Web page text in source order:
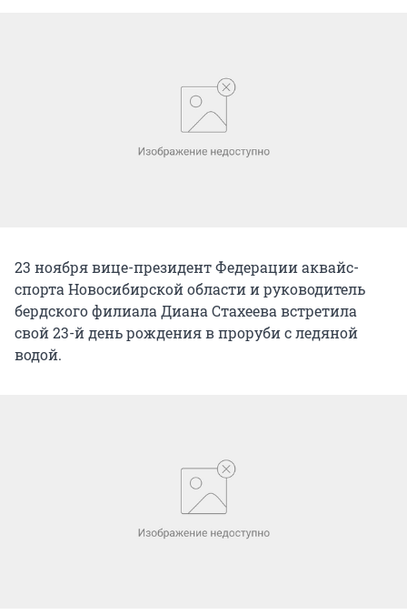
23 ноября вице-президент Федерации аквайс-
спорта Новосибирской области и руководитель
бердского филиала Диана Стахеева встретила
свой 23-й день рождения в проруби с ледяной
водой.